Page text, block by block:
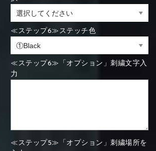
≪ステップ6≫ステッチ色
≪ステップ6≫「オプション」刺繍文字入
力
≪ステップ5≫「オプション」刺繍場所を